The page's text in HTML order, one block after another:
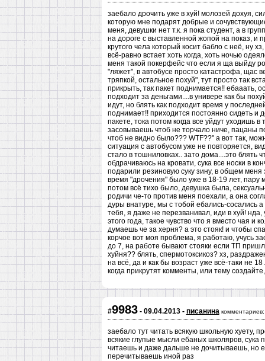
заебало дрочить уже в хуй! молозей дохуя,
которую мне подарят добрые и
меня, девушки нет т.к. я пока студент, а в
на дороге с выставленной жопой на показ, и
крутого чела который косит бабло с неё, ну
всё-равно встает хоть когда, хоть ночью
меня такой покерфейс что если я ща выйду
"ляжет", в автобусе просто катастрофа, щас
тряпкой, остальное похуй", тут просто так
прикрыть, так пакет поднимается!! ебааать,
подходит за деньгами....в универе как бы
идут, но блять как подходит время у
поднимает!! приходится постоянно сидеть и
пакете, тока потом когда все уйдут уходишь
засовываешь чтоб не торчало ниче, пацаны
чтоб не видно было??? WTF??" а вот так,
ситуация с автобусом уже не повторяется,
стало в тошниловках.. зато дома....это блять
обдрачиваюсь на кровати, сука все носки в
подарили резиновую суку зину, в общем меня
время "дрочения" было уже в 18-19 лет, пару
потом всё тихо было, девушка была,
родичи че-то против меня поехали, а она
дуры внатуре, мы с тобой ебались-сосались
тебя, я даже не перезванивал, иди в хуй!
этого года, такое чувство что я вместо чая
думаешь че за херня? а это стояк! и чтобы
корчое вот моя проблема, я работаю, учусь
до 7, на работе бывают стояки если ТП
хуйня?? блять, спермотоксикоз? хз,
на всё, да и как бы возраст уже всё-таки не
когда прикрутят комменты, или тему
#9983- 09.04.2013 - писанина комментариев:
заебало тут читать всякую школьную хуету,
всякие глупые мысли ебаных школяров, сука
читаешь и даже дальше не дочитываешь, но
перечитываешь иной раз